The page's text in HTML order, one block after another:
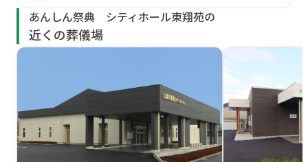
あんしん祭典 シティホール東翔苑の
近くの葬儀場